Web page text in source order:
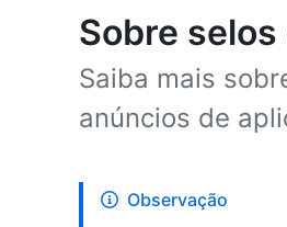
Sobre
Saiba mais
anúncios de
Observação